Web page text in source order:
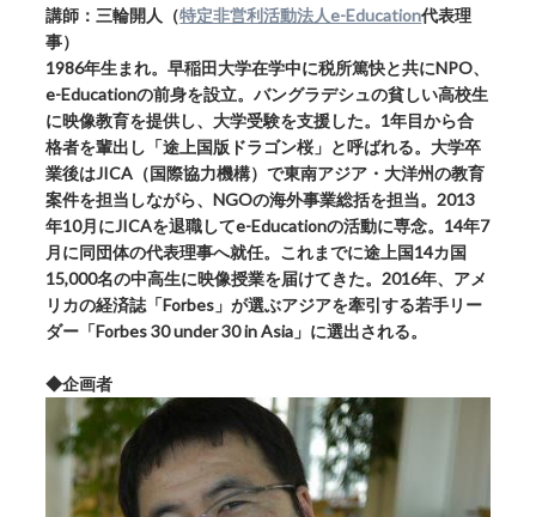
講師：三輪開人（特定非営利活動法人e-Education代表理
事）
1986年生まれ。早稲田大学在学中に税所篤快と共にNPO、
e-Educationの前身を設立。バングラデシュの貧しい高校生
に映像教育を提供し、大学受験を支援した。1年目から合
格者を輩出し「途上国版ドラゴン桜」と呼ばれる。大学卒
業後はJICA（国際協力機構）で東南アジア・大洋州の教育
案件を担当しながら、NGOの海外事業総括を担当。2013
年10月にJICAを退職してe-Educationの活動に専念。14年7
月に同団体の代表理事へ就任。これまでに途上国14カ国
15,000名の中高生に映像授業を届けてきた。2016年、アメ
リカの経済誌「Forbes」が選ぶアジアを牽引する若手リー
ダー「Forbes 30 under 30 in Asia」に選出される。
◆企画者